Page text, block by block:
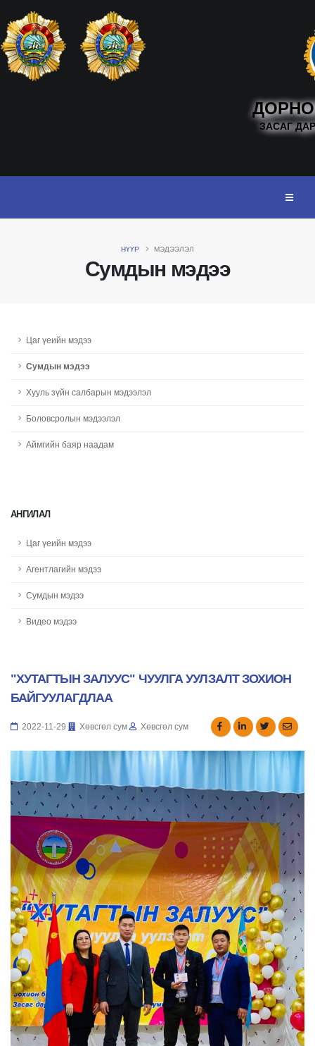
ЗАСАГ
Сумдын мэдээ
НҮҮР МЭДЭЭЛЭЛ
Цаг үеийн мэдээ
Сумдын мэдээ
Хууль зүйн салбарын мэдээлэл
Боловсролын мэдээлэл
Аймгийн баяр наадам
АНГИЛАЛ
Цаг үеийн мэдээ
Агентлагийн мэдээ
Сумдын мэдээ
Видео мэдээ
"ХУТАГТЫН ЗАЛУУС" ЧУУЛГА УУЛЗАЛТ ЗОХИОН
БАЙГУУЛАГДЛАА
2022-11-29 Хөвсгөл сум Хөвсгөл сум